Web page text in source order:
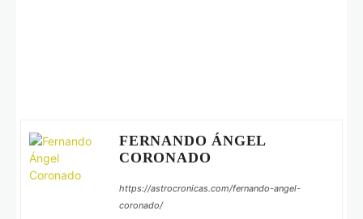
FERNANDO ÁNGEL
CORONADO
https://astrocronicas.com/fernando-angel-
coronado/